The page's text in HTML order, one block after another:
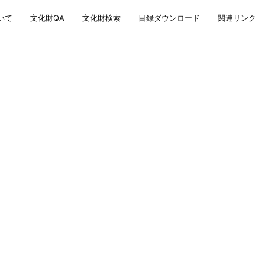
て 文化財QA 文化財検索 目録ダウンロード 関連リンク